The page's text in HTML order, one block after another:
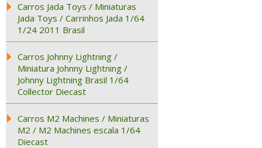
Carros Jada Toys / Miniaturas
Jada Toys / Carrinhos Jada 1/64
1/24 2011 Brasil
Carros Johnny Lightning /
Miniatura Johnny Lightning /
Johnny Lightning Brasil 1/64
Collector Diecast
Carros M2 Machines / Miniaturas
M2 / M2 Machines escala 1/64
Diecast